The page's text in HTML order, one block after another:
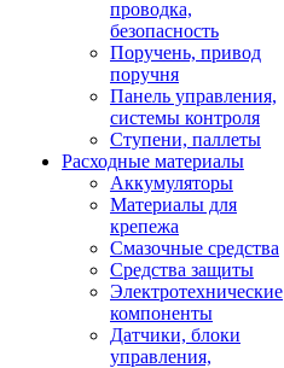
проводка,
безопасность
Поручень, привод
поручня
Панель управления,
системы контроля
Ступени, паллеты
Расходные материалы
Аккумуляторы
Материалы для
крепежа
Смазочные средства
Средства защиты
Электротехнические
компоненты
Датчики, блоки
управления,